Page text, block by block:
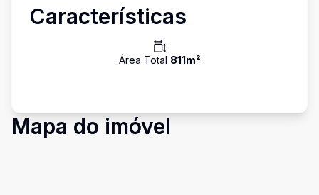
Características
Área Total 811m²
Mapa do imóvel